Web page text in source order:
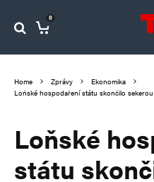
0
Home Zprávy
Ekonomika
Loňské hospodaření státu skončilo sekerou
Loňské
státu